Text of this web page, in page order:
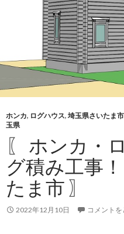
ホンカ, ログハウス, 埼玉県さいたま市
玉県
〖 ホンカ・
グ積み工事
たま市 〗
2022年12月10日 コメント